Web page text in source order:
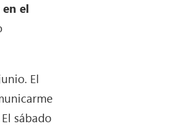
el
El
El sábado